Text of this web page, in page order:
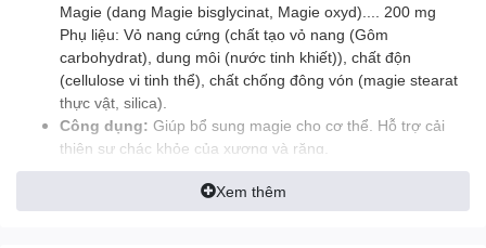
Magie (dang Magie bisglycinat, Magie oxyd).... 200 mg
Phụ liệu: Vỏ nang cứng (chất tạo vỏ nang (Gôm
carbohydrat), dung môi (nước tinh khiết)), chất độn
(cellulose vi tinh thể), chất chống đông vón (magie stearat
thực vật, silica).
Công dụng: Giúp bổ sung magie cho cơ thể. Hỗ trợ cải
thiện sự chác khỏe của xương và răng.
Đối tượng sử dụng: Người trưởng thành
Cách dùng: Người trưởng thành: uống 1 viên mỗi ngày
hoặc theo hướng dẫn của chuyên gia y tế.
Xem thêm